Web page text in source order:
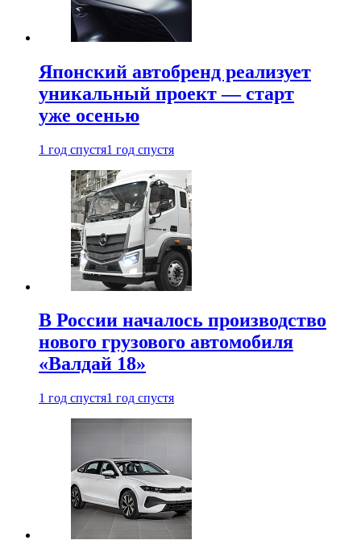
Японский автобренд реализует
уникальный проект — старт
уже осенью
1 год спустя1 год спустя
В России началось производство
нового грузового автомобиля
«Валдай 18»
1 год спустя1 год спустя